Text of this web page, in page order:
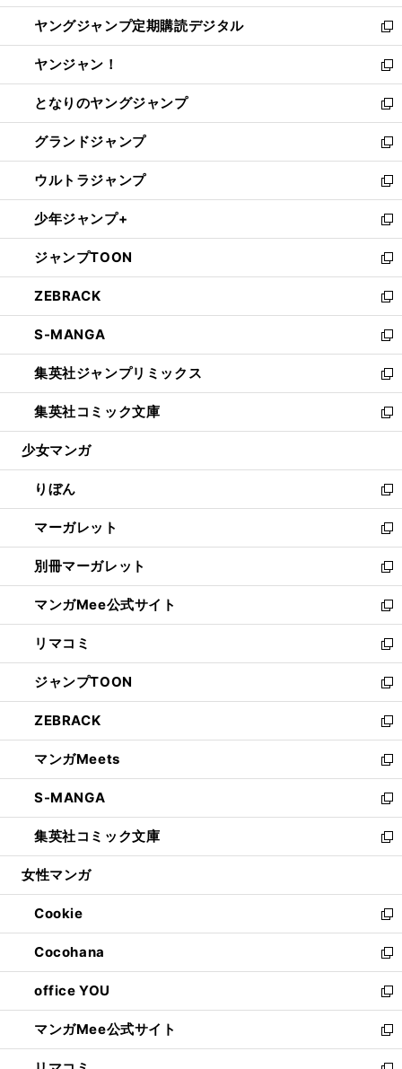
開
く
ウ
で
開
く
ン
ド
ウ
で
開
く
し
い
ウ
ィ
ン
ド
ウ
で
開
く
ヤングジャンプ定期購読デジタル
新
し
い
ウ
ィ
ン
ド
ウ
で
開
く
ヤンジャン！
新
し
い
ウ
ィ
ン
ド
ウ
で
開
く
となりのヤングジャンプ
新
し
い
ウ
ィ
ン
ド
ウ
で
開
く
グランドジャンプ
新
し
い
ウ
ィ
ン
ド
ウ
で
開
く
ウルトラジャンプ
新
し
い
ウ
ィ
ン
ド
ウ
で
開
く
少年ジャンプ+
新
し
い
ウ
ィ
ン
ド
ウ
で
開
く
ジャンプTOON
新
し
い
ウ
ィ
ン
ド
ウ
で
開
ZEBRACK
新
し
い
ウ
ィ
ン
ド
ウ
開
く
S-MANGA
新
し
い
ウ
ィ
ン
ウ
で
開
く
集英社ジャンプリミックス
新
し
い
ウ
ン
ド
ウ
で
開
く
集英社コミック文庫
新
し
ウ
ィ
ン
ド
ウ
で
開
く
少女マンガ
りぼん
新
し
い
ウ
ィ
ン
ド
ウ
で
開
く
マーガレット
新
し
い
ウ
ィ
ン
ド
ウ
で
開
く
別冊マーガレット
新
し
い
ウ
ィ
ン
ド
ウ
で
開
く
マンガMee公式サイト
新
し
い
ウ
ィ
ン
ド
ウ
で
開
く
リマコミ
新
し
い
ウ
ィ
ン
ド
ウ
で
開
く
ジャンプTOON
新
し
い
ウ
ィ
ン
ド
ウ
で
開
ZEBRACK
新
し
い
ウ
ィ
ン
ド
ウ
開
く
マンガMeets
新
し
い
ウ
ィ
ン
ウ
で
開
く
S-MANGA
新
し
い
ウ
ン
ド
ウ
で
開
く
集英社コミック文庫
新
し
ウ
ィ
ン
ド
ウ
で
開
く
女性マンガ
Cookie
新
し
い
ウ
ィ
ン
ド
ウ
Cocohana
新
し
い
ウ
ィ
ン
office YOU
新
し
い
ウ
マンガMee公式サイト
新
し